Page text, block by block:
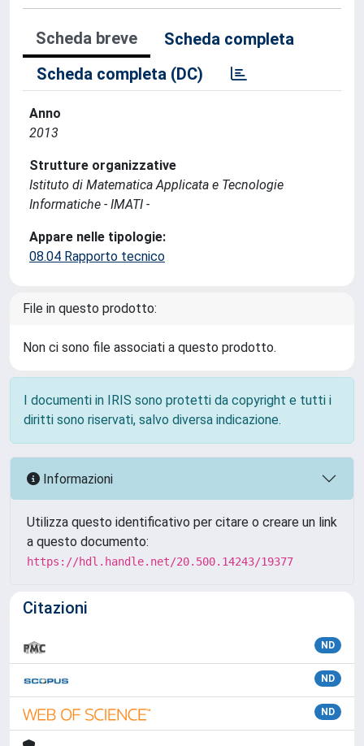
Scheda breve
Scheda completa
Scheda completa (DC)
Anno
2013
Strutture organizzative
Istituto di Matematica Applicata e Tecnologie
Informatiche - IMATI -
Appare nelle tipologie:
08.04 Rapporto tecnico
File in questo prodotto:
Non ci sono file associati a questo prodotto.
I documenti in IRIS sono protetti da copyright e tutti i
diritti sono riservati, salvo diversa indicazione.
Informazioni
Utilizza questo identificativo per citare o creare un link
a questo documento:
https://hdl.handle.net/20.500.14243/19377
Citazioni
ND
ND
ND